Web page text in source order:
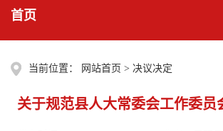
首页
当前位置： 网站首页 > 决议决定
关于规范县人大常委会工作委员